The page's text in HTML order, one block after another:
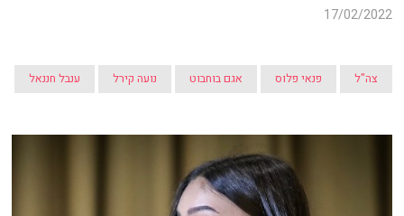
17/02/2022
צה"ל פנאי פלוס אגם בוחבוט נועה קירל ענבל חננאל